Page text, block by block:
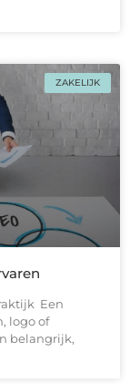
ZAKELIJK
Een
logo of
belangrijk,